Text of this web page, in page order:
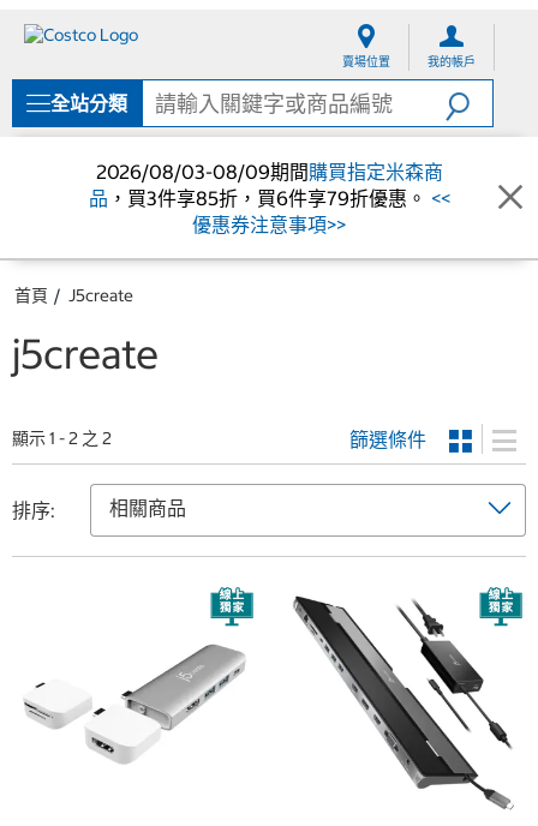
單
賣場位置 我的帳戶
全站分類
2026/08/03-08/09期間購買指定米森商
品 ，買3件享85折，買6件享79折優惠。 <<
優惠券注意事項>>
首頁 J5create
j5create
顯示 1 - 2 之 2 篩選條件
排序: